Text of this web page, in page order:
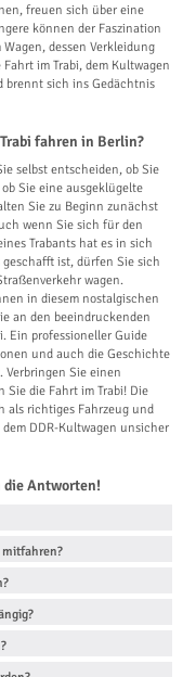
freuen sich über eine
können der Faszination
dessen Verkleidung
im Trabi, dem Kultwagen
brennt sich ins Gedächtnis
fahren in Berlin?
selbst entscheiden, ob Sie
Sie eine ausgeklügelte
Sie zu Beginn zunächst
wenn Sie sich für den
Trabants hat es in sich
ist, dürfen Sie sich
wagen.
in diesem nostalgischen
an den beeindruckenden
Ein professioneller Guide
und auch die Geschichte
Verbringen Sie einen
Sie die Fahrt im Trabi! Die
als richtiges Fahrzeug und
DDR-Kultwagen unsicher
die Antworten!